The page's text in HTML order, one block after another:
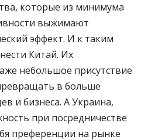
которые из минимума
выжимают
эффект. И к таким
Китай. Их
небольшое присутствие
в больше
и бизнеса. А Украина,
при посредничестве
преференции на рынке